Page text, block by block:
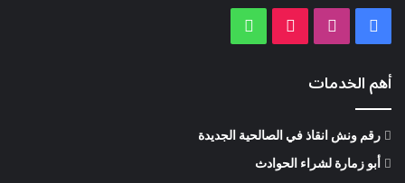
Facebook
Instagram
TikTok
أهم الخدمات
رقم ونش انقاذ في الصالحية الجديدة
أبو زمارة لشراء الحوادث